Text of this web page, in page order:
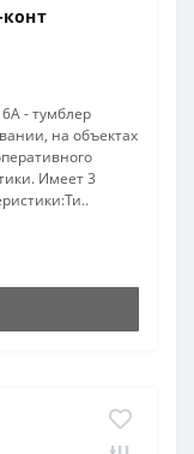
конт
- тумблер
на объектах
Имеет 3